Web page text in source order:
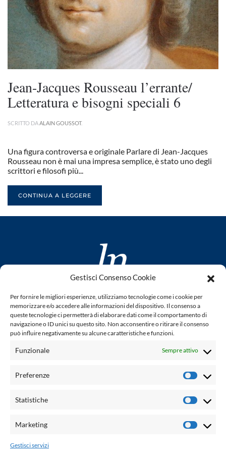
Gestisci Consenso Cookie
Per fornire le migliori esperienze, utilizziamo tecnologie come i cookie per
memorizzare e/o accedere alle informazioni del dispositivo. Il consenso a
queste tecnologie ci permetterà di elaborare dati come il comportamento di
navigazione o ID unici su questo sito. Non acconsentire o ritirare il consenso
può influire negativamente su alcune caratteristiche e funzioni.
Funzionale Sempre attivo
Preferenze
Statistiche
Marketing
Gestisci servizi
Jean-Jacques Rousseau l’errante/
Letteratura e bisogni speciali 6
SCRITTO DAALAIN GOUSSOT.
Una figura controversa e originale Parlare di Jean-Jacques
Rousseau non è mai una impresa semplice, è stato uno degli
scrittori e filosofi più...
CONTINUA A LEGGERE
www.laletteraturaenoi.it
fondato da Romano Luperini
Questo blog non rappresenta una testata giornalistica in
quanto viene aggiornato senza alcuna periodicità. Non può
legge n° 62 del 7.03.2001. L'autore non è responsabile per
email: